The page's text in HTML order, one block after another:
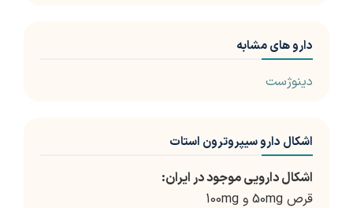
دارو های مشابه
دینوژست
اشکال دارو سیپروترون استات
اشکال دارویی موجود در ایران:
قرص 50mg و 100mg